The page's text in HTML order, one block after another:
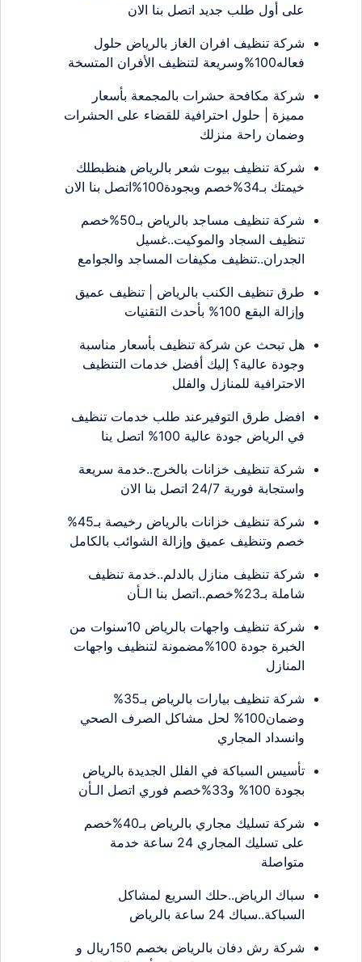
على أول طلب جديد اتصل بنا الان
شركة تنظيف افران الغاز بالرياض حلول
فعاله100%وسريعة لتنظيف الأفران المتسخة
شركة مكافحة حشرات بالمجمعة بأسعار
مميزة | حلول احترافية للقضاء على الحشرات
وضمان راحة منزلك
شركة تنظيف بيوت شعر بالرياض هنظبطلك
خيمتك بـ34%خصم وبجودة100%اتصل بنا الان
شركة تنظيف مساجد بالرياض بـ50%خصم
تنظيف السجاد والموكيت..غسيل
الجدران..تنظيف مكيفات المساجد والجوامع
طرق تنظيف الكنب بالرياض | تنظيف عميق
وإزالة البقع 100% بأحدث التقنيات
هل تبحث عن شركة تنظيف بأسعار مناسبة
وجودة عالية؟ إليك أفضل خدمات التنظيف
الاحترافية للمنازل والفلل
افضل طرق التوفيرعند طلب خدمات تنظيف
في الرياض جودة عالية 100% اتصل ينا
شركة تنظيف خزانات بالخرج..خدمة سريعة
واستجابة فورية 24/7 اتصل بنا الان
شركة تنظيف خزانات بالرياض رخيصة بـ45%
خصم وتنظيف عميق وإزالة الشوائب بالكامل
شركة تنظيف منازل بالدلم..خدمة تنظيف
شاملة بـ23%خصم..اتصل بنا الـأن
شركة تنظيف واجهات بالرياض 10سنوات من
الخبرة جودة 100%مضمونة لتنظيف واجهات
المنازل
شركة تنظيف بيارات بالرياض بـ35%
وضمان100% لحل مشاكل الصرف الصحي
وانسداد المجاري
تأسيس السباكة في الفلل الجديدة بالرياض
بجودة 100% و33%خصم فوري اتصل الـأن
شركة تسليك مجاري بالرياض بـ40%خصم
على تسليك المجاري 24 ساعة خدمة
متواصلة
سباك الرياض..حلك السريع لمشاكل
السباكة..سباك 24 ساعة بالرياض
شركة رش دفان بالرياض بخصم 150ريال و